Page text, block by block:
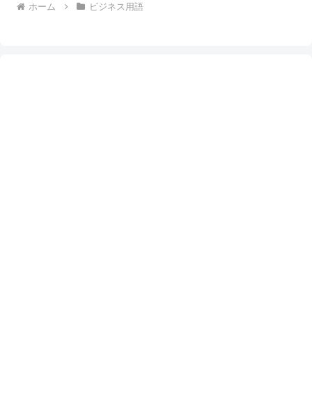
ホーム ビジネス用語